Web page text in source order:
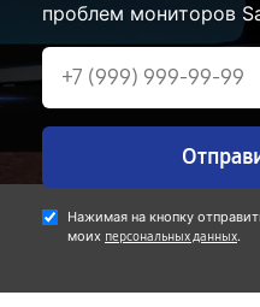
проблем мониторов
Нажимая на кнопку
моих персональных данных.